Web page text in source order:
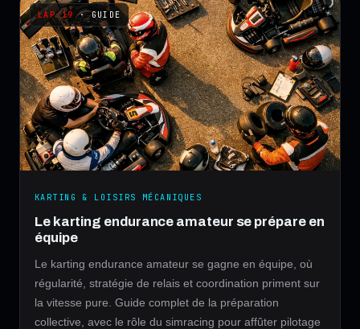
· GUIDE
KARTING & LOISIRS MÉCANIQUES
Le karting endurance amateur se prépare en
équipe
Le karting endurance amateur se gagne en équipe, où
régularité, stratégie de relais et coordination priment sur
la vitesse pure. Guide complet de la préparation
collective, avec le rôle du simracing pour affûter pilotage